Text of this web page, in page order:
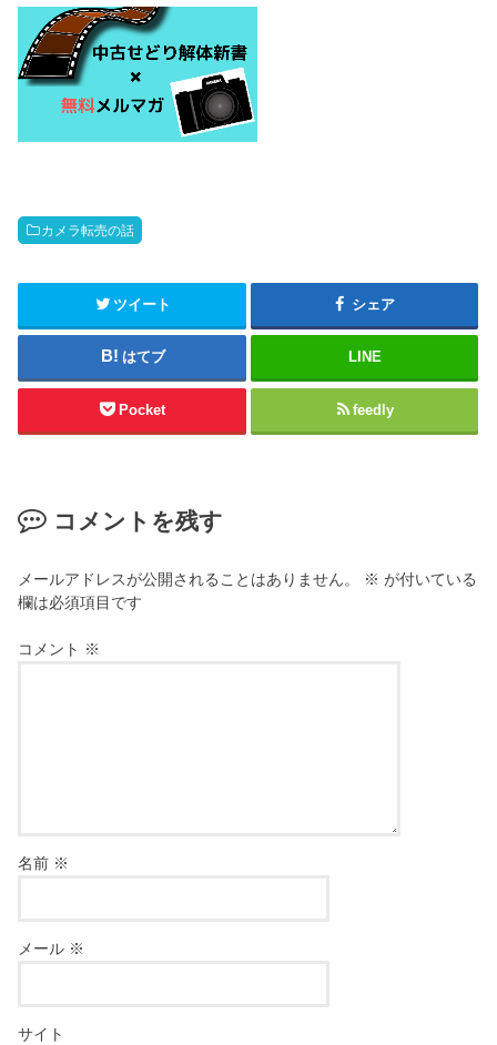
カメラ転売の話
ツイート シェア
はてブ LINE
Pocket feedly
コメントを残す
メールアドレスが公開されることはありません。 ※ が付いている
欄は必須項目です
コメント ※
名前 ※
メール ※
サイト